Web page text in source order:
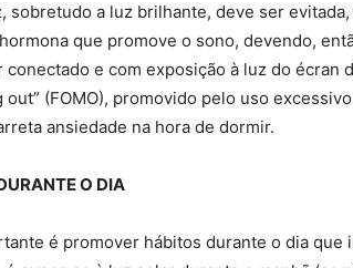
sobretudo a luz brilhante, deve ser
que promove o sono, devendo,
e com exposição à luz do écran
out” (FOMO), promovido pelo uso
ansiedade na hora de dormir.
O DIA
é promover hábitos durante o dia que